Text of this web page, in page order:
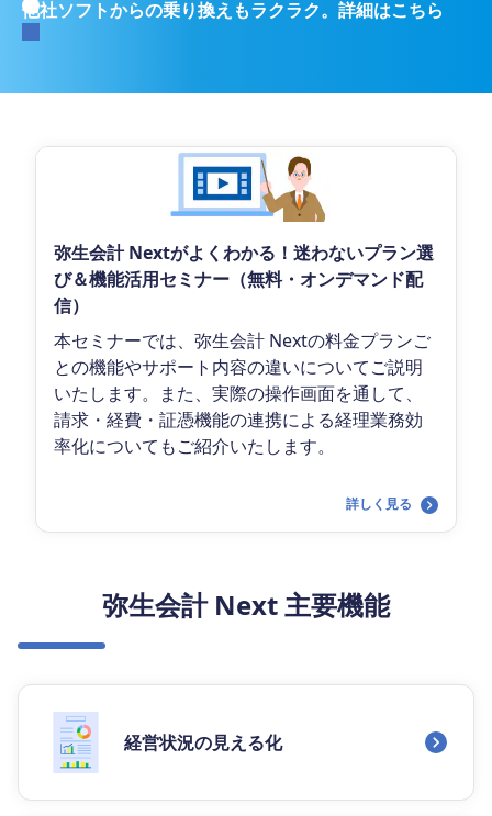
他社ソフトからの乗り換えもラクラク。詳細はこちら
弥生会計 Nextがよくわかる！迷わないプラン選
び＆機能活用セミナー（無料・オンデマンド配
信）
本セミナーでは、弥生会計 Nextの料金プランご
との機能やサポート内容の違いについてご説明
いたします。また、実際の操作画面を通して、
請求・経費・証憑機能の連携による経理業務効
率化についてもご紹介いたします。
詳しく見る
弥生会計 Next 主要機能
経営状況の見える化